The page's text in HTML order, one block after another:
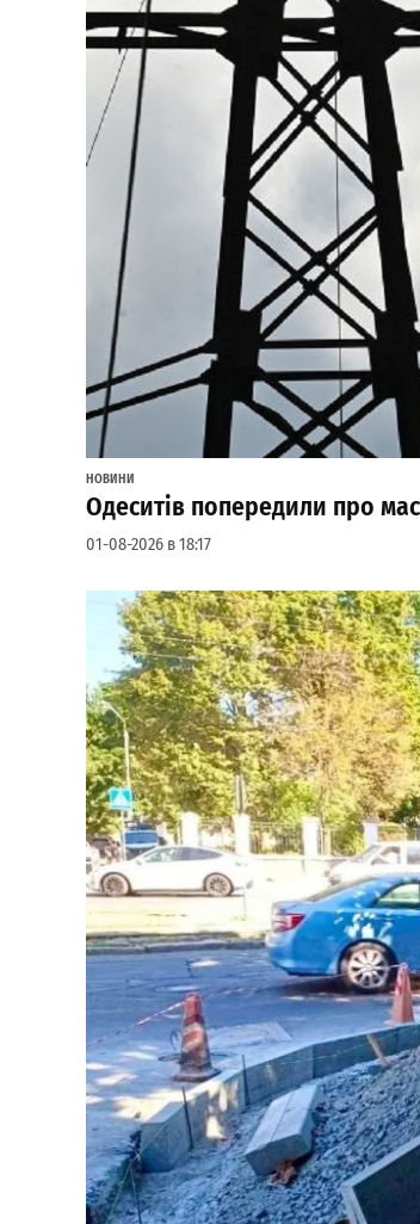
НОВИНИ
Одеситів попередили про
01-08-2026 в 18:17